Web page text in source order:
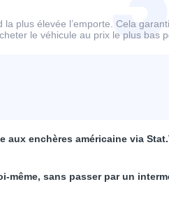
la plus élevée l’emporte. Cela
le véhicule au prix le plus bas
enchères américaine via
même, sans passer par un